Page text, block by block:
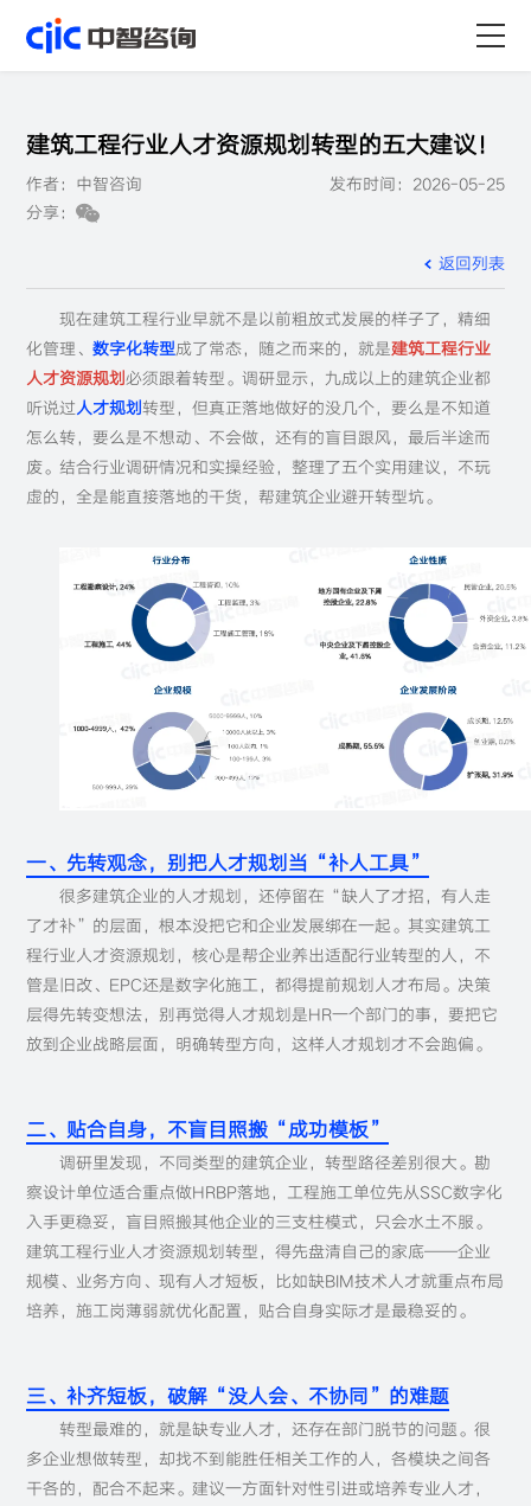
服务
行业
关于
职业
建筑工程行业人才资源规划转型的五大建议！
作者：中智咨询
发布时间：2026-05-25
分享：
返回列表
现在建筑工程行业早就不是以前粗放式发展的样子了，精细
化管理、数字化转型成了常态，随之而来的，就是建筑工程行业
人才资源规划必须跟着转型。调研显示，九成以上的建筑企业都
听说过人才规划转型，但真正落地做好的没几个，要么是不知道
怎么转，要么是不想动、不会做，还有的盲目跟风，最后半途而
废。结合行业调研情况和实操经验，整理了五个实用建议，不玩
虚的，全是能直接落地的干货，帮建筑企业避开转型坑。
一、先转观念，别把人才规划当“补人工具”
很多建筑企业的人才规划，还停留在“缺人了才招，有人走
了才补”的层面，根本没把它和企业发展绑在一起。其实建筑工
程行业人才资源规划，核心是帮企业养出适配行业转型的人，不
管是旧改、EPC还是数字化施工，都得提前规划人才布局。决策
层得先转变想法，别再觉得人才规划是HR一个部门的事，要把它
放到企业战略层面，明确转型方向，这样人才规划才不会跑偏。
二、贴合自身，不盲目照搬“成功模板”
调研里发现，不同类型的建筑企业，转型路径差别很大。勘
察设计单位适合重点做HRBP落地，工程施工单位先从SSC数字化
入手更稳妥，盲目照搬其他企业的三支柱模式，只会水土不服。
建筑工程行业人才资源规划转型，得先盘清自己的家底——企业
规模、业务方向、现有人才短板，比如缺BIM技术人才就重点布局
培养，施工岗薄弱就优化配置，贴合自身实际才是最稳妥的。
三、补齐短板，破解“没人会、不协同”的难题
转型最难的，就是缺专业人才，还存在部门脱节的问题。很
多企业想做转型，却找不到能胜任相关工作的人，各模块之间各
干各的，配合不起来。建议一方面针对性引进或培养专业人才，